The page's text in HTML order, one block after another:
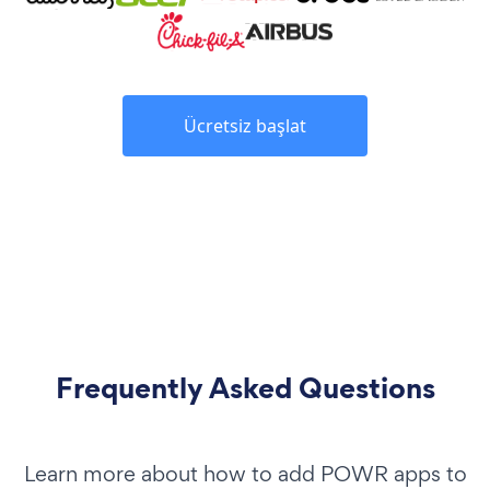
Ücretsiz başlat
Frequently Asked Questions
Learn more about how to add POWR apps to